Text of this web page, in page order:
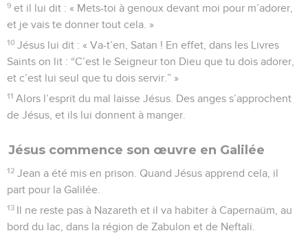
9 et il lui dit : « Mets-toi à genoux devant moi pour m’adorer,
et je vais te donner tout cela. »
10 Jésus lui dit : « Va-t’en, Satan ! En effet, dans les Livres
Saints on lit : “C’est le Seigneur ton Dieu que tu dois adorer,
et c’est lui seul que tu dois servir.” »
11 Alors l’esprit du mal laisse Jésus. Des anges s’approchent
de Jésus, et ils lui donnent à manger.
Jésus commence son œuvre en Galilée
12 Jean a été mis en prison. Quand Jésus apprend cela, il
part pour la Galilée.
13 Il ne reste pas à Nazareth et il va habiter à Capernaüm, au
bord du lac, dans la région de Zabulon et de Neftali.